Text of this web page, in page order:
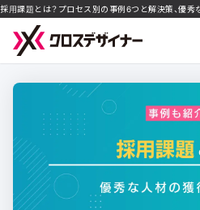
採用課題とは？プロセス別の事例6つと解決策、優